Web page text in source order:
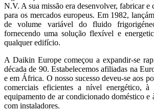
N.V. A sua missão era desenvolver, fabricar e
para os mercados europeus. Em 1982,
de volume variável do fluido
fornecendo uma solução flexível e
qualquer edifício.
A Daikin Europe começou a expandir-se
década de 90. Estabelecemos afiliadas na
e em África. O nosso sucesso deveu-se aos
comerciais eficientes a nível energético, à
equipamento de ar condicionado doméstico e
com instaladores.